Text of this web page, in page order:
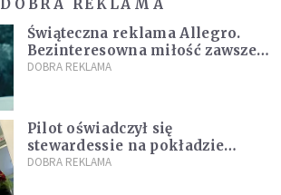
DOBRA REKLAMA
Świąteczna reklama Allegro.
Bezinteresowna miłość zawsze
do nas powraca
DOBRA REKLAMA
Pilot oświadczył się
stewardessie na pokładzie
samolotu PLL LOT [WIDEO]
DOBRA REKLAMA